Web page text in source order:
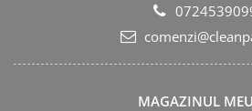
MAGAZINUL MEU